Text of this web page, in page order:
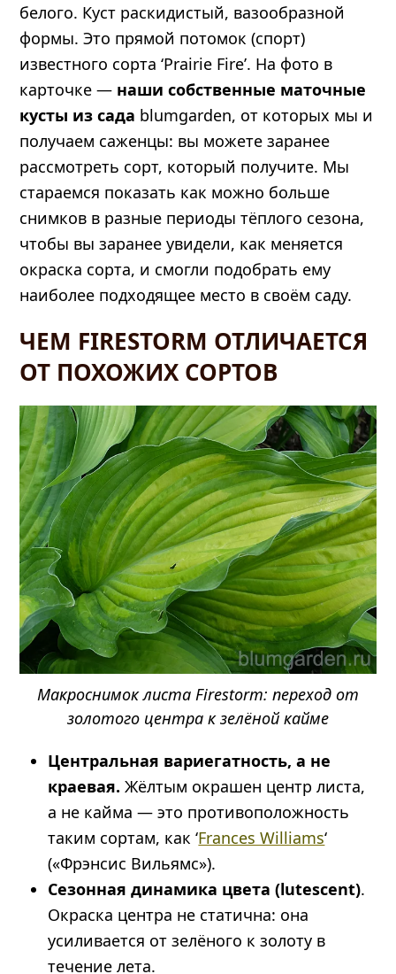
белого. Куст раскидистый, вазообразной
формы. Это прямой потомок (спорт)
известного сорта ‘Prairie Fire’. На фото в
карточке — наши собственные маточные
кусты из сада blumgarden, от которых мы и
получаем саженцы: вы можете заранее
рассмотреть сорт, который получите. Мы
стараемся показать как можно больше
снимков в разные периоды тёплого сезона,
чтобы вы заранее увидели, как меняется
окраска сорта, и смогли подобрать ему
наиболее подходящее место в своём саду.
ЧЕМ FIRESTORM ОТЛИЧАЕТСЯ
ОТ ПОХОЖИХ СОРТОВ
Макроснимок листа Firestorm: переход от
золотого центра к зелёной кайме
Центральная вариегатность, а не
краевая. Жёлтым окрашен центр листа,
а не кайма — это противоположность
таким сортам, как ‘Frances Williams‘
(«Фрэнсис Вильямс»).
Сезонная динамика цвета (lutescent).
Окраска центра не статична: она
усиливается от зелёного к золоту в
течение лета.